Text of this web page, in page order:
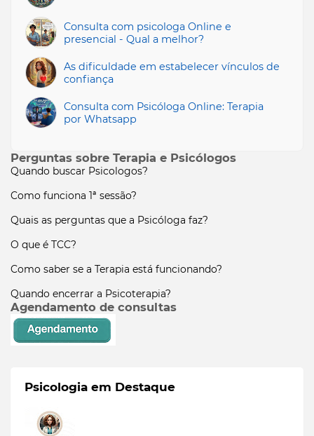
Consulta com psicologa Online e
presencial - Qual a melhor?
As dificuldade em estabelecer vínculos de
confiança
Consulta com Psicóloga Online: Terapia
por Whatsapp
Perguntas sobre Terapia e Psicólogos
Quando buscar Psicologos?
Como funciona 1ª sessão?
Quais as perguntas que a Psicóloga faz?
O que é TCC?
Como saber se a Terapia está funcionando?
Quando encerrar a Psicoterapia?
Agendamento de consultas
Psicologia em Destaque